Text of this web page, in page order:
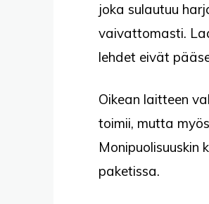
joka sulautuu
vaivattomasti.
lehdet eivät
Oikean laitteen
toimii, mutta
paketissa.